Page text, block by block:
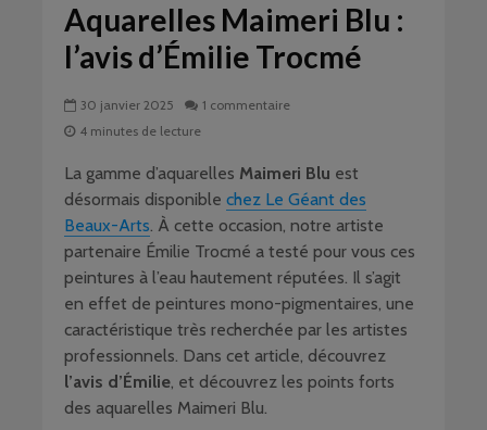
Aquarelles Maimeri Blu :
l’avis d’Émilie Trocmé
30 janvier 2025
1 commentaire
4 minutes de lecture
La gamme d’aquarelles Maimeri Blu est
désormais disponible chez Le Géant des
Beaux-Arts. À cette occasion, notre artiste
partenaire Émilie Trocmé a testé pour vous ces
peintures à l’eau hautement réputées. Il s’agit
en effet de peintures mono-pigmentaires, une
caractéristique très recherchée par les artistes
professionnels. Dans cet article, découvrez
l’avis d’Émilie, et découvrez les points forts
des aquarelles Maimeri Blu.